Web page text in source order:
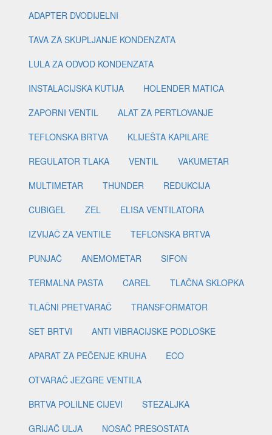
ADAPTER DVODIJELNI
TAVA ZA SKUPLJANJE KONDENZATA
LULA ZA ODVOD KONDENZATA
INSTALACIJSKA KUTIJA
HOLENDER MATICA
ZAPORNI VENTIL
ALAT ZA PERTLOVANJE
TEFLONSKA BRTVA
KLIJEŠTA KAPILARE
REGULATOR TLAKA
VENTIL
VAKUMETAR
MULTIMETAR
THUNDER
REDUKCIJA
CUBIGEL
ZEL
ELISA VENTILATORA
IZVIJAČ ZA VENTILE
TEFLONSKA BRTVA
PUNJAČ
ANEMOMETAR
SIFON
TERMALNA PASTA
CAREL
TLAČNA SKLOPKA
TLAČNI PRETVARAČ
TRANSFORMATOR
SET BRTVI
ANTI VIBRACIJSKE PODLOŠKE
APARAT ZA PEČENJE KRUHA
ECO
OTVARAČ JEZGRE VENTILA
BRTVA POLILNE CIJEVI
STEZALJKA
GRIJAČ ULJA
NOSAČ PRESOSTATA